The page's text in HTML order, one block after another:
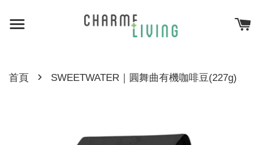
首頁 › SWEETWATER｜圓舞曲有機咖啡豆(227g)